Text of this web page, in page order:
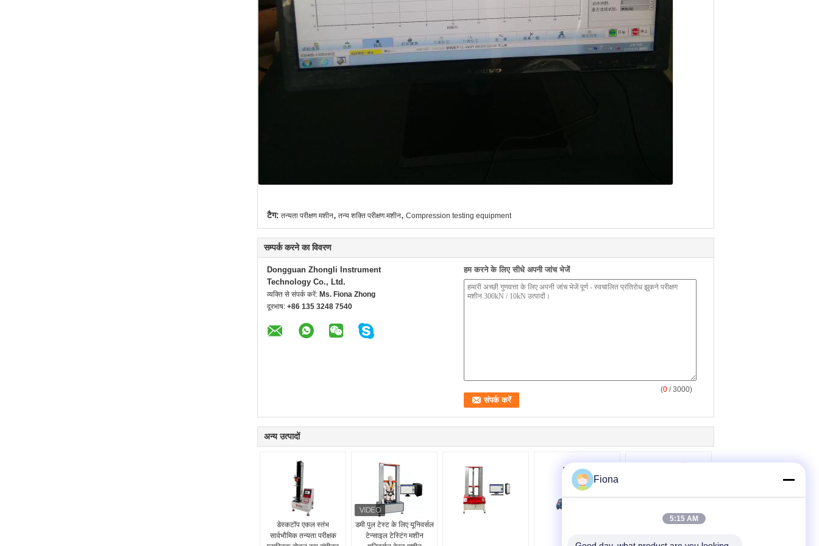
टैग: तन्यता परीक्षण मशीन, तन्य शक्ति परीक्षण मशीन, Compression testing equipment
सम्पर्क करने का विवरण
Dongguan Zhongli Instrument
Technology Co., Ltd.
व्यक्ति से संपर्क करें: Ms. Fiona Zhong
दूरभाष: +86 135 3248 7540
हम करने के लिए सीधे अपनी जांच भेजें
(0 / 3000)
अन्य उत्पादों
डेस्कटॉप एकल स्तंभ
सार्वभौमिक तन्यता परीक्षक
डमी पुल टेस्ट के लिए यूनिवर्सल
टेन्साइल टेस्टिंग मशीन
Fiona
5:15 AM